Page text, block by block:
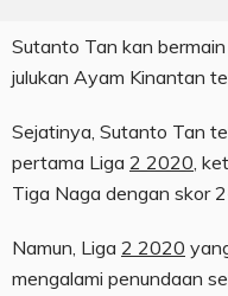
Sutanto Tan kan
julukan Ayam Kinantan
Sejatinya, Sutanto Tan
pertama Liga 2 2020,
Tiga Naga dengan skor
Namun, Liga 2 2020
mengalami penundaan